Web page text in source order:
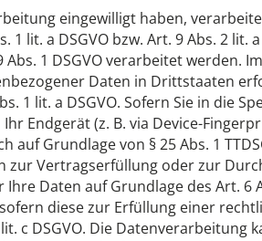
eingewilligt haben,
1 lit. a DSGVO bzw. Art. 9 Abs. 2 lit.
1 DSGVO verarbeitet werden.
Daten in Drittstaaten
1 lit. a DSGVO. Sofern Sie in die
Endgerät (z. B. via Device-
auf Grundlage von § 25 Abs. 1
zur Vertragserfüllung oder zur
Daten auf Grundlage des Art. 6
diese zur Erfüllung einer
c DSGVO. Die Datenverarbeitung